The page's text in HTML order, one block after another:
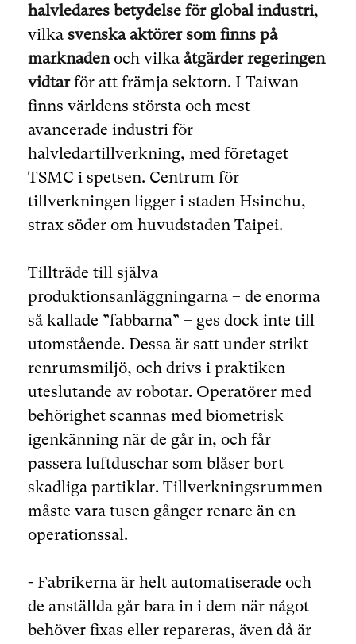
halvledares betydelse för global industri,
vilka svenska aktörer som finns på
marknadenoch vilka åtgärder regeringen
vidtarför att främja sektorn. I Taiwan
finns världens största och mest
avancerade industri för
halvledartillverkning, med företaget
TSMC i spetsen. Centrum för
tillverkningen ligger i staden Hsinchu,
strax söder om huvudstaden Taipei.
Tillträde till själva
produktionsanläggningarna – de enorma
så kallade ”fabbarna” – ges dock inte till
utomstående. Dessa är satt under strikt
renrumsmiljö, och drivs i praktiken
uteslutande av robotar. Operatörer med
behörighet scannas med biometrisk
igenkänning när de går in, och får
passera luftduschar som blåser bort
skadliga partiklar. Tillverkningsrummen
måste vara tusen gånger renare än en
operationssal.
- Fabrikerna är helt automatiserade och
de anställda går bara in i dem när något
behöver fixas eller repareras, även då är